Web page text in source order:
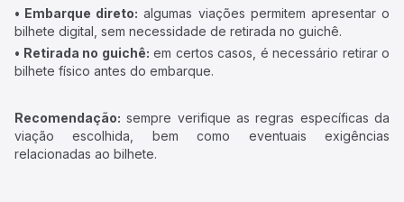
• Embarque direto: algumas viações permitem apresentar o
bilhete digital, sem necessidade de retirada no guichê.
• Retirada no guichê: em certos casos, é necessário retirar o
bilhete físico antes do embarque.
Recomendação: sempre verifique as regras específicas da
viação escolhida, bem como eventuais exigências
relacionadas ao bilhete.